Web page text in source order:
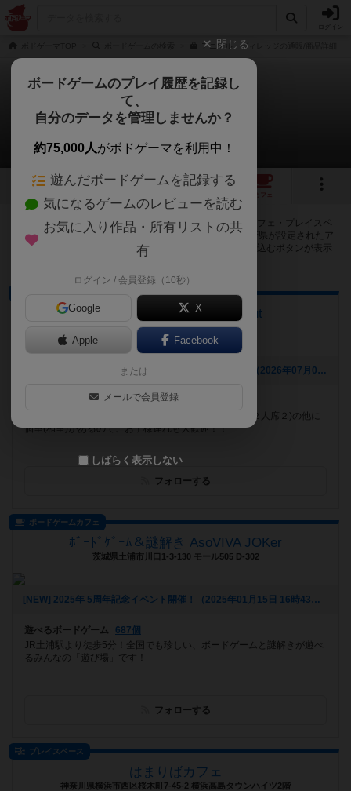
アニマル・ヴィレッジの通販/商品詳細
アニマル・ヴィレッジ
14店のカフェ/スペースが提供中
6 5
カフェ
アニマル・ヴィレッジで遊ぶことができるボードゲームカフェ・プレイスペ
ースが14店登録されています。公開プロフィールの都道府県が設定されたア
カウントでログインすると、同じ都道府県内の店舗に絞り込むボタンが表示
ボードゲームカフェ hang out
岩手県奥州市水沢花園町１丁目１－１７
[NEW] ご予約でのご利用をおすすめするボードゲーム（2026年07月04日 11時59分）
遊べるボードゲーム
597個
岩手県奥州市水沢 4号線沿い テーブル席(４人席４・２人席２)の他に
個室(和室)があるので、お子様連れも大歓迎！！
フォローする
ボードゲームカフェ
ﾎﾞｰﾄﾞｹﾞｰﾑ＆謎解き AsoVIVA JOKer
茨城県土浦市川口1-3-130 モール505 D-302
[NEW] 2025年 5周年記念イベント開催！（2025年01月15日 16時43分）
遊べるボードゲーム
687個
JR土浦駅より徒歩5分！全国でも珍しい、ボードゲームと謎解きが遊べ
るみんなの「遊び場」です！
フォローする
プレイスペース
はまりばカフェ
神奈川県横浜市西区桜木町7-45-2 横浜高島タウンハイツ2階
閉じる
ボードゲームのプレイ履歴を記録し
て、
自分のデータを管理しませんか？
約75,000人がボドゲーマを利用中！
遊んだボードゲームを記録する
気になるゲームのレビューを読む
お気に入り作品・所有リストの共
有
ログイン / 会員登録（10秒）
Google X
Apple Facebook
または
メールで会員登録
しばらく表示しない